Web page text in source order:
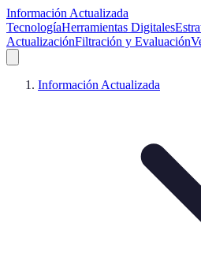
Información Actualizada
TecnologíaHerramientas Digitales
ActualizaciónFiltración y Evaluación
Información Actualizada